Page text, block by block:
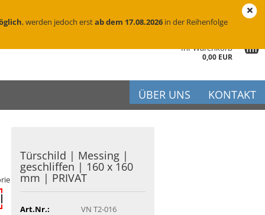
Ihr Warenkorb
0,00 EUR
, werden jedoch erstab dem 17.08.2026 in der Reihenfolge
ÜBER UNS KONTAKT
Tür­schild | Mes­sing |
ge­schlif­fen | 160 x 160
mm | PRI­VAT
Art.Nr.:
VN T2-016